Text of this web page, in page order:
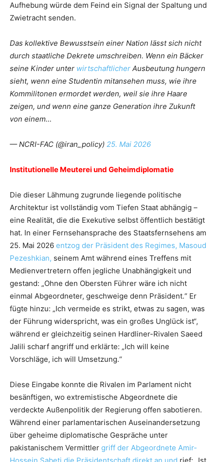
Aufhebung würde dem Feind ein Signal der Spaltung und
Zwietracht senden.
Das kollektive Bewusstsein einer Nation lässt sich nicht
durch staatliche Dekrete umschreiben. Wenn ein Bäcker
seine Kinder unter wirtschaftlicher Ausbeutung hungern
sieht, wenn eine Studentin mitansehen muss, wie ihre
Kommilitonen ermordet werden, weil sie ihre Haare
zeigen, und wenn eine ganze Generation ihre Zukunft
von einem…
— NCRI-FAC (@iran_policy) 25. Mai 2026
Institutionelle Meuterei und Geheimdiplomatie
Die dieser Lähmung zugrunde liegende politische
Architektur ist vollständig vom Tiefen Staat abhängig –
eine Realität, die die Exekutive selbst öffentlich bestätigt
hat. In einer Fernsehansprache des Staatsfernsehens am
25. Mai 2026 entzog der Präsident des Regimes, Masoud
Pezeshkian, seinem Amt während eines Treffens mit
Medienvertretern offen jegliche Unabhängigkeit und
gestand: „Ohne den Obersten Führer wäre ich nicht
einmal Abgeordneter, geschweige denn Präsident.“ Er
fügte hinzu: „Ich vermeide es strikt, etwas zu sagen, was
der Führung widerspricht, was ein großes Unglück ist“,
während er gleichzeitig seinen Hardliner-Rivalen Saeed
Jalili scharf angriff und erklärte: „Ich will keine
Vorschläge, ich will Umsetzung.“
Diese Eingabe konnte die Rivalen im Parlament nicht
besänftigen, wo extremistische Abgeordnete die
verdeckte Außenpolitik der Regierung offen sabotieren.
Während einer parlamentarischen Auseinandersetzung
über geheime diplomatische Gespräche unter
pakistanischem Vermittler griff der Abgeordnete Amir-